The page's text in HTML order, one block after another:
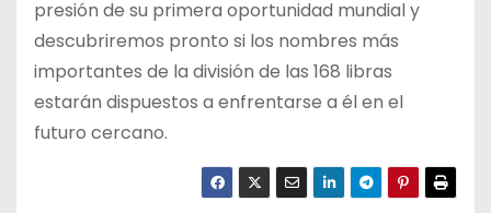
presión de su primera oportunidad mundial y
descubriremos pronto si los nombres más
importantes de la división de las 168 libras
estarán dispuestos a enfrentarse a él en el
futuro cercano.